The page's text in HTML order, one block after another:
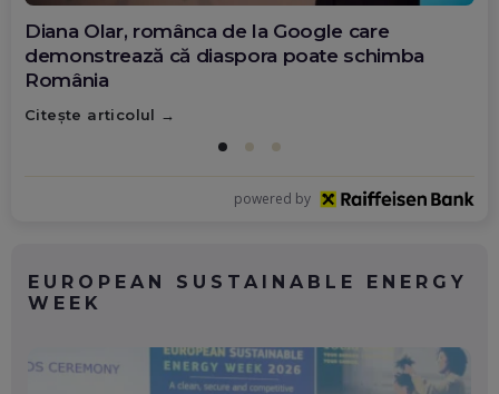
Diana Olar, românca de la Google care
demonstrează că diaspora poate schimba
România
Citește articolul
powered by
EUROPEAN SUSTAINABLE ENERGY
WEEK